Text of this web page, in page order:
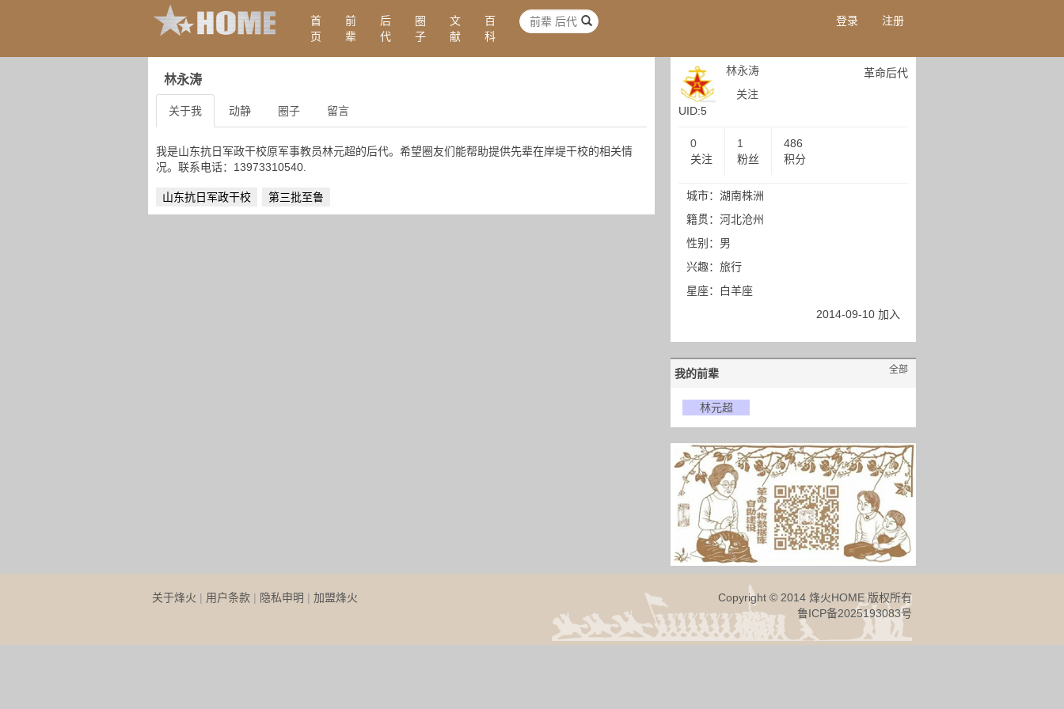
首
页
前
辈
后
代
圈
子
文
献
百
科
登录 注册
林永涛
关于我 动静 圈子 留言
我是山东抗日军政干校原军事教员林元超的后代。希望圈友们能帮助提供先辈在岸堤干校的相关情
况。联系电话：13973310540.
山东抗日军政干校 第三批至鲁
UID:5
林永涛
关注
革命后代
0
关注
1
粉丝
486
积分
城市：湖南株洲
籍贯：河北沧州
性别：男
兴趣：旅行
星座：白羊座
2014-09-10 加入
我的前辈 全部
林元超
关于烽火 | 用户条款 | 隐私申明 | 加盟烽火
Copyright © 2014 烽火HOME 版权所有
鲁ICP备2025193083号